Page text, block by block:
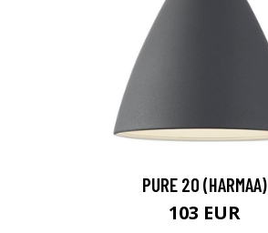
PURE 20 (HARMAA)
103 EUR